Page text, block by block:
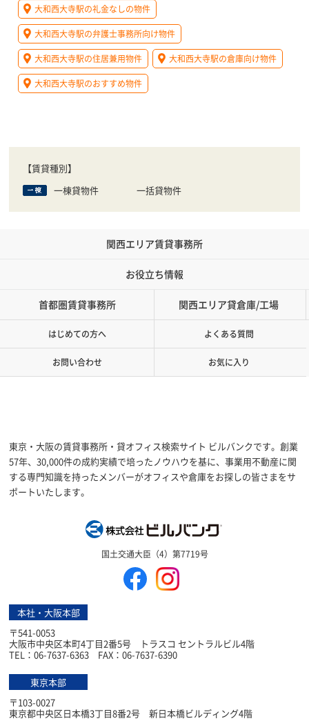
大和西大寺駅の礼金なしの物件
大和西大寺駅の弁護士事務所向け物件
大和西大寺駅の住居兼用物件 大和西大寺駅の倉庫向け物件
大和西大寺駅のおすすめ物件
【賃貸種別】
一棟貸物件
一括貸物件
関西エリア賃貸事務所
お役立ち情報
首都圏賃貸事務所 関西エリア貸倉庫/工場
はじめての方へ よくある質問
お問い合わせ お気に入り
東京・大阪の賃貸事務所・貸オフィス検索サイト ビルバンクです。創業
57年、30,000件の成約実績で培ったノウハウを基に、事業用不動産に関
する専門知識を持ったメンバーがオフィスや倉庫をお探しの皆さまをサ
ポートいたします。
国土交通大臣（4）第7719号
本社・大阪本部
〒541-0053
大阪市中央区本町4丁目2番5号 トラスコ セントラルビル4階
TEL：06-7637-6363 FAX：06-7637-6390
東京本部
〒103-0027
東京都中央区日本橋3丁目8番2号 新日本橋ビルディング4階